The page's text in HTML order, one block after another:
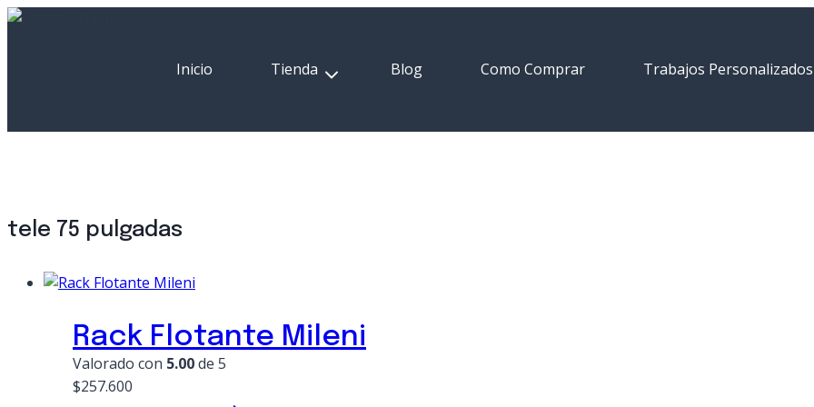
Saltar
Inicio Tienda Blog Como Comprar Trabajos Personalizados
tele 75 pulgadas
Rack Flotante Mileni
Valorado con 5.00de 5
$257.600